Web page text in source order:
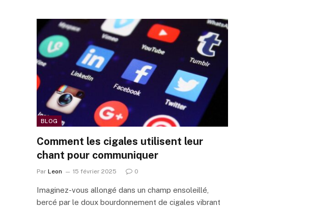
BLOG
Comment les cigales utilisent leur
chant pour communiquer
Par Leon 15 février 2025 0
Imaginez-vous allongé dans un champ ensoleillé,
bercé par le doux bourdonnement de cigales vibrant